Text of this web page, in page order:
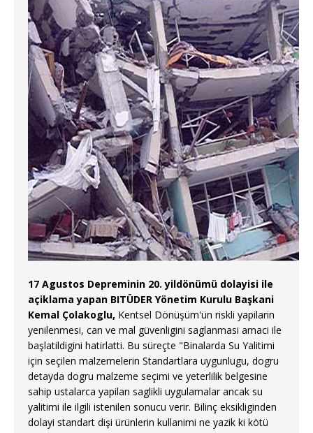
17 Agustos Depreminin 20. yildönümü dolayisi ile
açiklama yapan BITÜDER Yönetim Kurulu Başkani
Kemal Çolakoglu, Kentsel Dönüşüm'ün riskli yapilarin
yenilenmesi, can ve mal güvenligini saglanmasi amaci ile
başlatildigini hatirlatti. Bu süreçte "Binalarda Su Yalitimi
için seçilen malzemelerin Standartlara uygunlugu, dogru
detayda dogru malzeme seçimi ve yeterlilik belgesine
sahip ustalarca yapilan saglikli uygulamalar ancak su
yalitimi ile ilgili istenilen sonucu verir. Bilinç eksikliginden
dolayi standart dişi ürünlerin kullanimi ne yazik ki kötü